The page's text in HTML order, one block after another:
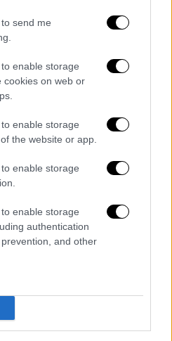
send me
enable storage
cookies on web or
enable storage
the website or app.
enable storage
enable storage
authentication
and other
1η Μαρτίου, ώστε να
να
Άλλωστε οι
το
της πανδημίας και
που δεν έχουν ζήσει
εμπειρία.
προειδοποιούν
για άρση μέτρων
να άρουν τα
πλέον η ώρα να
Covid-19,